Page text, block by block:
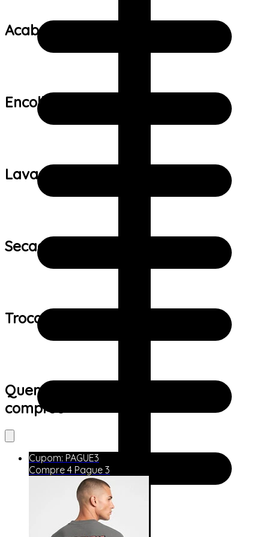
Acabamento:
Encolhimento:
Lavagem:
Secagem:
Trocas e devoluções:
Quem viu este produto também
comprou